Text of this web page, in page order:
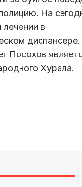
На
лечении в
Посохов
Хурала.